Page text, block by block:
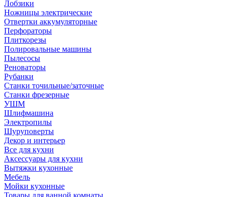
Лобзики
Ножницы электрические
Отвертки аккумуляторные
Перфораторы
Плиткорезы
Полировальные машины
Пылесосы
Реноваторы
Рубанки
Станки точильные/заточные
Станки фрезерные
УШМ
Шлифмашина
Электропилы
Шуруповерты
Декор и интерьер
Все для кухни
Аксессуары для кухни
Вытяжки кухонные
Мебель
Мойки кухонные
Товары для ванной комнаты